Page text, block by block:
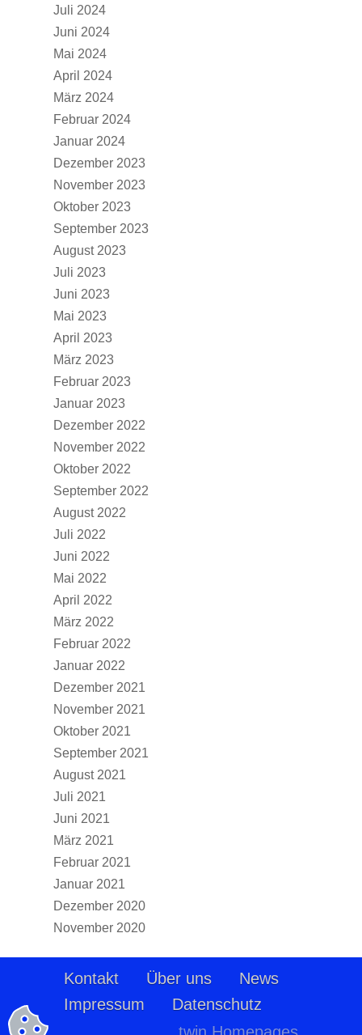
Juli 2024
Juni 2024
Mai 2024
April 2024
März 2024
Februar 2024
Januar 2024
Dezember 2023
November 2023
Oktober 2023
September 2023
August 2023
Juli 2023
Juni 2023
Mai 2023
April 2023
März 2023
Februar 2023
Januar 2023
Dezember 2022
November 2022
Oktober 2022
September 2022
August 2022
Juli 2022
Juni 2022
Mai 2022
April 2022
März 2022
Februar 2022
Januar 2022
Dezember 2021
November 2021
Oktober 2021
September 2021
August 2021
Juli 2021
Juni 2021
März 2021
Februar 2021
Januar 2021
Dezember 2020
November 2020
Kontakt Über uns
News
Impressum
Datenschutz